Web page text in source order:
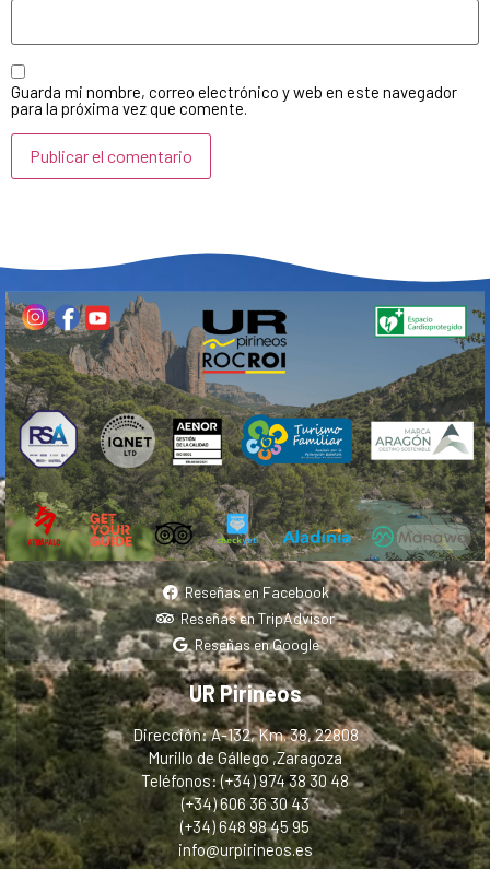
Guarda mi nombre, correo electrónico y web en este navegador
para la próxima vez que comente.
Reseñas en Facebook
Reseñas en TripAdvisor
Reseñas en Google
UR Pirineos
Dirección: A-132, Km. 38, 22808
Murillo de Gállego ,Zaragoza
Teléfonos: (+34) 974 38 30 48
(+34) 606 36 30 43
(+34) 648 98 45 95
info@urpirineos.es